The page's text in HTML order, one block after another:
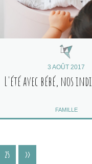
3 AOÛT 2017
L'été avec bébé, nos
FAMILLE
25 >>